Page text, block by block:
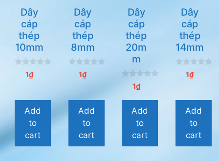
Dây
cáp
thép
10mm
à
1₫
Add
to
cart
Dây
cáp
thép
8mm
à
1₫
Add
to
cart
Dây
cáp
thép
20m
m
1₫
Add
to
cart
Dây
cáp
thép
14mm
à
1₫
Add
to
cart